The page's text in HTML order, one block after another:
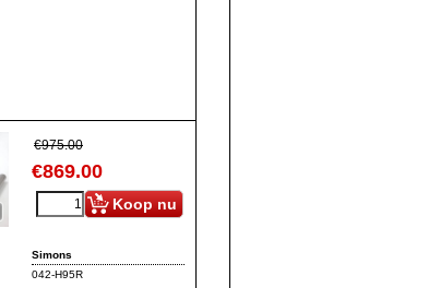
€975.00
€869.00
Koop nu
Simons
042-H95R